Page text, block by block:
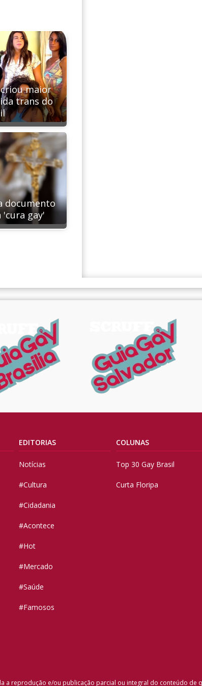
maior
trans do
documento
gay'
EDITORIAS
Notícias
#Cultura
#Cidadania
#Acontece
#Hot
#Mercado
#Saúde
#Famosos
COLUNAS
Top 30 Gay Brasil
Curta Floripa
a reprodução e/ou publicação parcial ou integral do conteúdo de